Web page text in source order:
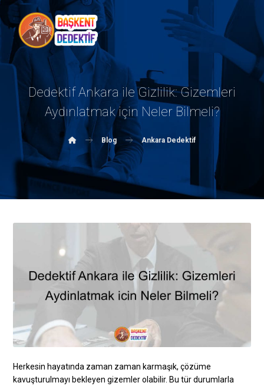
Dedektif Ankara ile Gizlilik: Gizemleri
Aydınlatmak için Neler Bilmeli?
Blog Ankara Dedektif
Herkesin hayatında zaman zaman karmaşık, çözüme
kavuşturulmayı bekleyen gizemler olabilir. Bu tür durumlarla